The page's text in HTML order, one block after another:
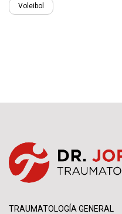
Voleibol
TRAUMATOLOGÍA GENERAL